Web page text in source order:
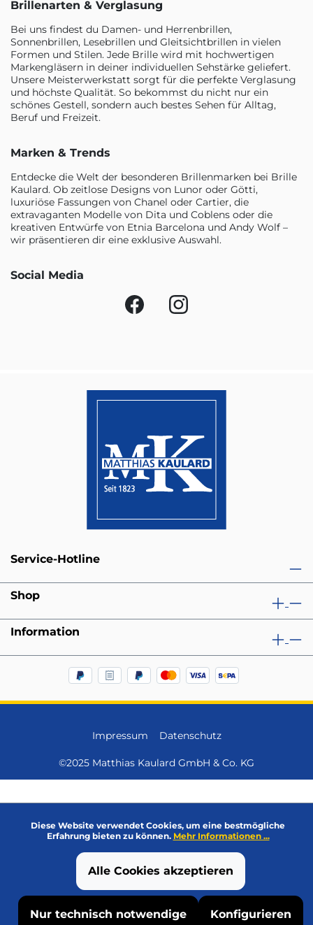
Brillenarten & Verglasung
Bei uns findest du Damen- und Herrenbrillen,
Sonnenbrillen, Lesebrillen und Gleitsichtbrillen in vielen
Formen und Stilen. Jede Brille wird mit hochwertigen
Markengläsern in deiner individuellen Sehstärke geliefert.
Unsere Meisterwerkstatt sorgt für die perfekte Verglasung
und höchste Qualität. So bekommst du nicht nur ein
schönes Gestell, sondern auch bestes Sehen für Alltag,
Beruf und Freizeit.
Marken & Trends
Entdecke die Welt der besonderen Brillenmarken bei Brille
Kaulard. Ob zeitlose Designs von Lunor oder Götti,
luxuriöse Fassungen von Chanel oder Cartier, die
extravaganten Modelle von Dita und Coblens oder die
kreativen Entwürfe von Etnia Barcelona und Andy Wolf –
wir präsentieren dir eine exklusive Auswahl.
Social Media
Service-Hotline
Shop
Information
Impressum Datenschutz
©2025 Matthias Kaulard GmbH & Co. KG
Diese Website verwendet Cookies, um eine bestmögliche
Erfahrung bieten zu können. Mehr Informationen ...
Nur technisch notwendige Konfigurieren
Alle Cookies akzeptieren